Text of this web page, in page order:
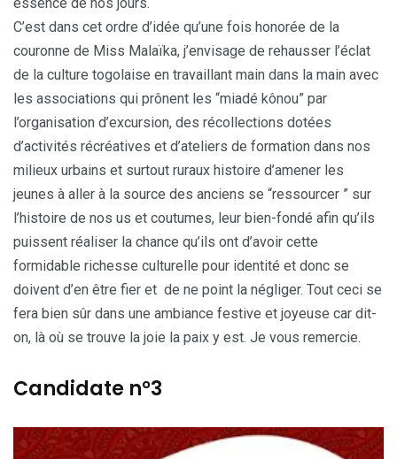
essence de nos jours.
C’est dans cet ordre d’idée qu’une fois honorée de la
couronne de Miss Malaïka, j’envisage de rehausser l’éclat
de la culture togolaise en travaillant main dans la main avec
les associations qui prônent les “miadé kônou” par
l’organisation d’excursion, des récollections dotées
d’activités récréatives et d’ateliers de formation dans nos
milieux urbains et surtout ruraux histoire d’amener les
jeunes à aller à la source des anciens se “ressourcer ” sur
l’histoire de nos us et coutumes, leur bien-fondé afin qu’ils
puissent réaliser la chance qu’ils ont d’avoir cette
formidable richesse culturelle pour identité et donc se
doivent d’en être fier et de ne point la négliger. Tout ceci se
fera bien sûr dans une ambiance festive et joyeuse car dit-
on, là où se trouve la joie la paix y est. Je vous remercie.
Candidate n°3